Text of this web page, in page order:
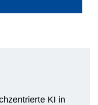
KI in